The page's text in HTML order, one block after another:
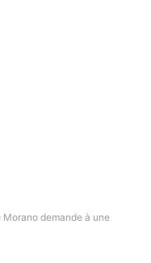
Morano demande à une